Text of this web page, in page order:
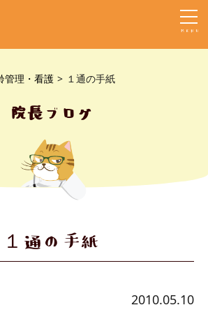
MENU
管理・看護 １通の手紙
院長ブログ
１通の手紙
2010.05.10